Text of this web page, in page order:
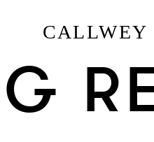
CALLWEY